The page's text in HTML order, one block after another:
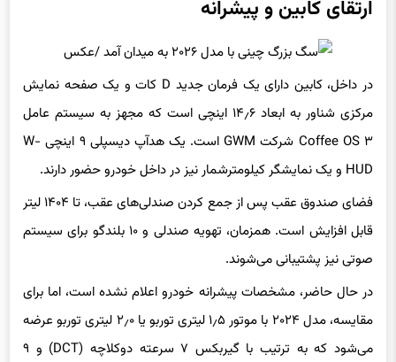
در داخل، کابین دارای یک فرمان جدید D کات و یک صفحه نمایش
مرکزی شناور به ابعاد ۱۴٫۶ اینچی است که مجهز به سیستم عامل
Coffee OS ۳ شرکت GWM است. یک هدآپ دیسپلی ۹ اینچی W-
HUD و یک نمایشگر کیلومترشمار نیز در داخل خودرو حضور دارند.
فضای صندوق عقب پس از جمع کردن صندلی‌های عقب، تا ۱۴۰۴ لیتر
قابل افزایش است. همزمان، تهویه صندلی و ۱۰ بلندگو برای سیستم
صوتی نیز پشتیبانی می‌شوند.
در حال حاضر، مشخصات پیشرانه خودرو اعلام نشده است، اما برای
مقایسه، مدل ۲۰۲۴ با موتور ۱٫۵ لیتری توربو یا ۲٫۰ لیتری توربو عرضه
می‌شود که به ترتیب با گیربکس ۷ سرعته دوکلاچه (DCT) و ۹
سرعته دوکلاچه (DCT) متصل شده‌اند. موتور ۱٫۵ لیتری حداکثر